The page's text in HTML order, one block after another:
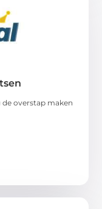
overstap maken